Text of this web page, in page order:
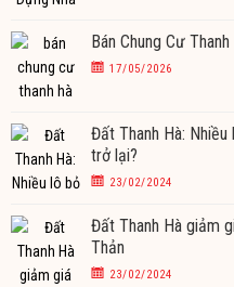
Bán Chung Cư
17/05/2026
Đất Thanh Hà:
trở lại?
23/02/2024
Đất Thanh Hà giảm
Thản
23/02/2024